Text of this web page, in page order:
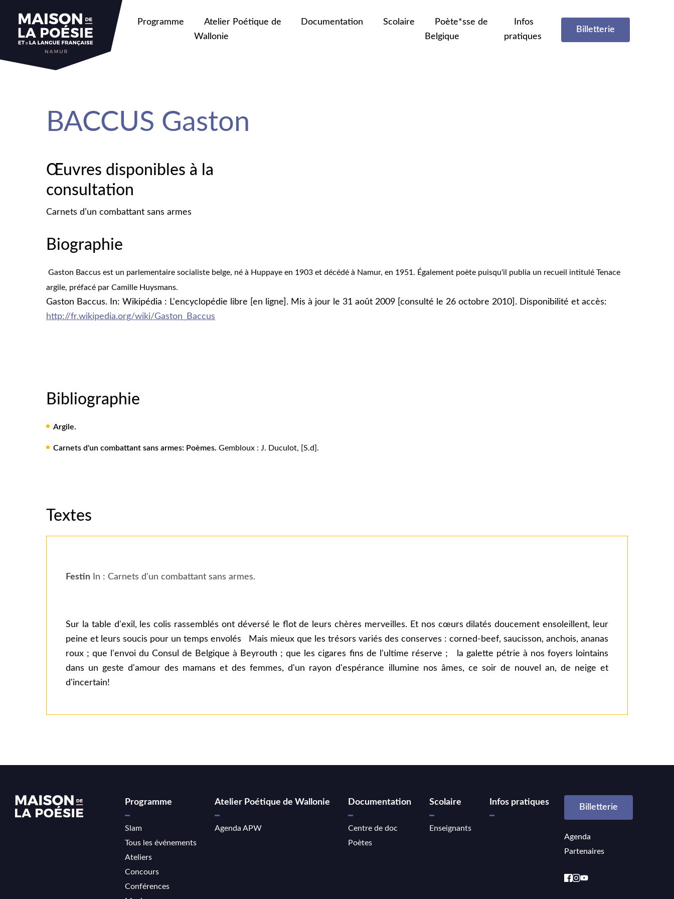
Programme
Atelier Poétique de
Wallonie
Documentation Scolaire
Poète*sse de
Belgique
Infos
pratiques
Billetterie
BACCUS Gaston
Œuvres disponibles à la
consultation
Carnets d’un combattant sans armes
Biographie
Gaston Baccus est un parlementaire socialiste belge, né à Huppaye en 1903 et décédé à Namur, en 1951. Également poète puisqu'il publia un recueil intitulé Tenace
argile, préfacé par Camille Huysmans.
Gaston Baccus. In: Wikipédia : L'encyclopédie libre [en ligne]. Mis à jour le 31 août 2009 [consulté le 26 octobre 2010]. Disponibilité et accès:
http://fr.wikipedia.org/wiki/Gaston_Baccus
Bibliographie
Argile.
Carnets d'un combattant sans armes: Poèmes. Gembloux : J. Duculot, [S.d].
Textes
Festin In : Carnets d'un combattant sans armes.
Sur la table d'exil, les colis rassemblés ont déversé le flot de leurs chères merveilles. Et nos cœurs dilatés doucement ensoleillent, leur
peine et leurs soucis pour un temps envolés Mais mieux que les trésors variés des conserves : corned-beef, saucisson, anchois, ananas
roux ; que l'envoi du Consul de Belgique à Beyrouth ; que les cigares fins de l'ultime réserve ; la galette pétrie à nos foyers lointains
dans un geste d'amour des mamans et des femmes, d'un rayon d'espérance illumine nos âmes, ce soir de nouvel an, de neige et
d'incertain!
Programme
Slam
Tous les événements
Ateliers
Concours
Conférences
Atelier Poétique de Wallonie
Agenda APW
Documentation
Centre de doc
Poètes
Scolaire
Enseignants
Infos pratiques
Billetterie
Agenda
Partenaires